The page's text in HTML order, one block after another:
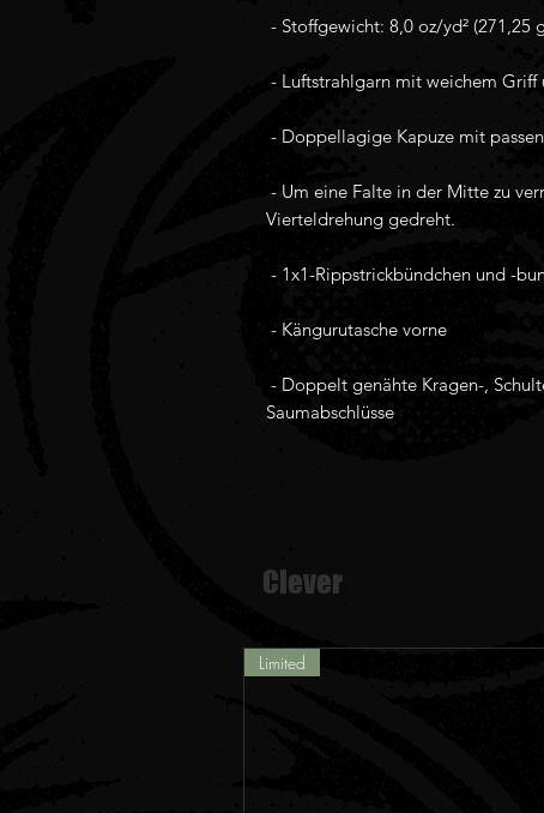
Saumabschlüsse
Clever
Limited